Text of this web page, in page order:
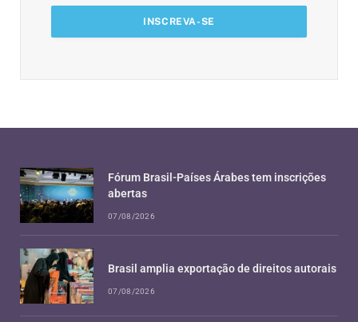
Fórum Brasil-Países Árabes tem inscrições
abertas
07/08/2026
Brasil amplia exportação de direitos autorais
07/08/2026